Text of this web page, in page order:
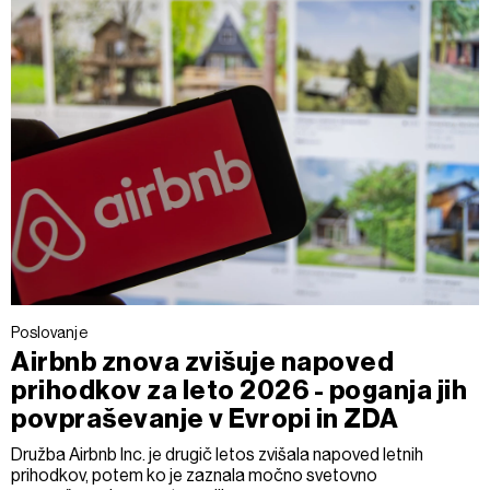
Poslovanje
Airbnb znova zvišuje napoved
prihodkov za leto 2026 - poganja jih
povpraševanje v Evropi in ZDA
Družba Airbnb Inc. je drugič letos zvišala napoved letnih
prihodkov, potem ko je zaznala močno svetovno